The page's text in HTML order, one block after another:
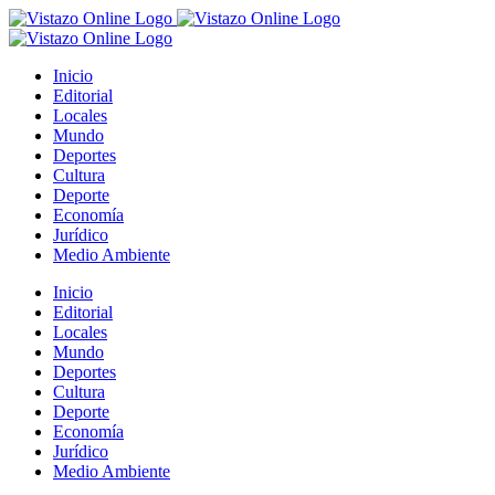
Saltar
al
Inicio
Editorial
Locales
Mundo
Deportes
Cultura
Deporte
Economía
Jurídico
Medio Ambiente
Inicio
Editorial
Locales
Mundo
Deportes
Cultura
Deporte
Economía
Jurídico
Medio Ambiente